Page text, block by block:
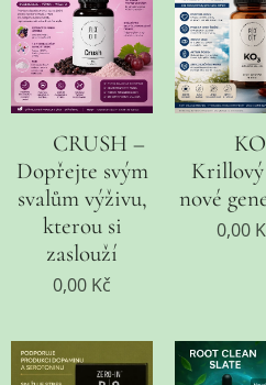
💪 CRUSH –
Dopřejte svým
svalům výživu,
kterou si
zaslouží
0,00 Kč
🦐
nové
0,00